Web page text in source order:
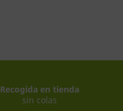
Recogida en tienda
sin colas